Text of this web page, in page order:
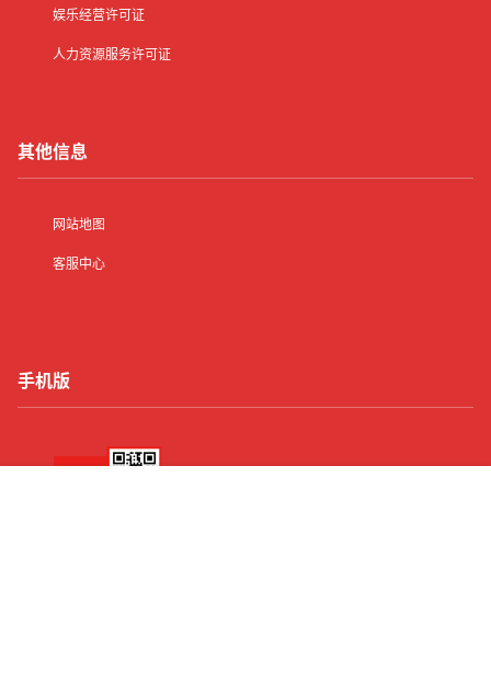
娱乐经营许可证
人力资源服务许可证
其他信息
网站地图
客服中心
手机版